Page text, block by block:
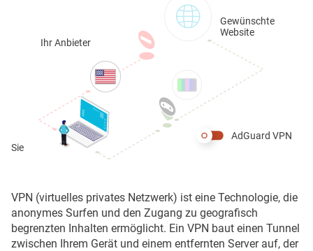
Ihr Anbieter
Sie
Gewünschte
Website
AdGuard VPN
VPN (virtuelles privates Netzwerk) ist eine Technologie, die
anonymes Surfen und den Zugang zu geografisch
begrenzten Inhalten ermöglicht. Ein VPN baut einen Tunnel
zwischen Ihrem Gerät und einem entfernten Server auf, der